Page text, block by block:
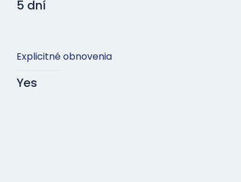
5 dní
Explicitné obnovenia
Yes